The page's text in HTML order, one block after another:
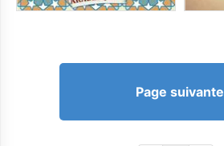
Page suivante